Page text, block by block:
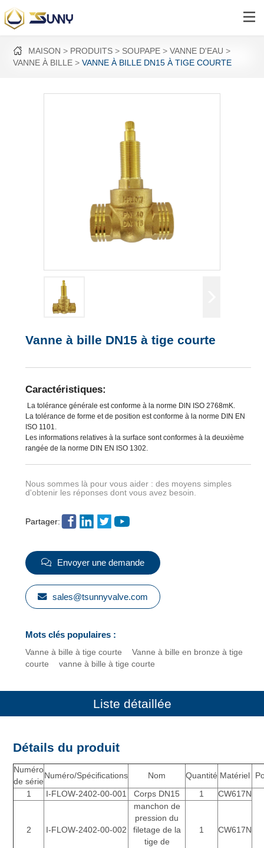
MAISON PRODUITS SOUPAPE
VANNE D'EAU
VANNE À BILLE
VANNE À BILLE DN15 À TIGE COURTE
Vanne à bille DN15 à tige courte
Caractéristiques:
La tolérance générale est conforme à la norme DlN ISO 2768mK.
La tolérance de forme et de position est conforme à la norme DIN EN
ISO 1101.
Les informations relatives à la surface sont conformes à la deuxième
rangée de la norme DIN EN ISO 1302.
Nous sommes là pour vous aider : des moyens simples
d'obtenir les réponses dont vous avez besoin.
Partager:
Envoyer une demande
sales@tsunnyvalve.com
Mots clés populaires :
Vanne à bille à tige courte
Vanne à bille en bronze à tige
courte
vanne à bille à tige courte
Liste détaillée
Détails du produit
Numéro
de série
Numéro/Spécifications Nom Quantité Matériel
1 I-FLOW-2402-00-001 Corps DN15 1 CW617N
2 I-FLOW-2402-00-002
manchon de
pression du
filetage de la
tige de
1 CW617N